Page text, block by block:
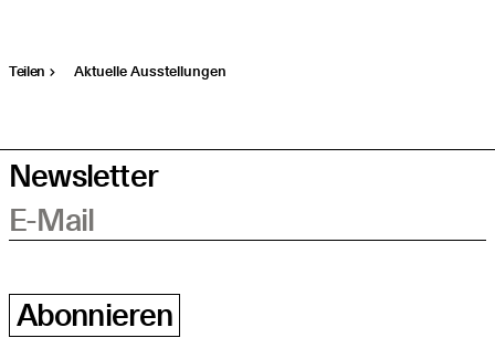
Teilen Aktuelle Ausstellungen
Newsletter
E-Mail
Abonnieren